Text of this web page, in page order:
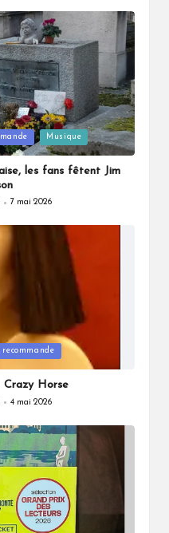
Musique
les fans fêtent Jim
7 mai 2026
Crazy Horse
4 mai 2026